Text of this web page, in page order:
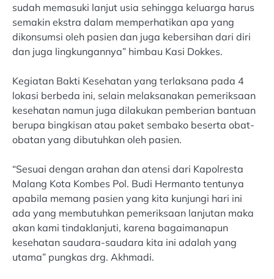
sudah memasuki lanjut usia sehingga keluarga harus
semakin ekstra dalam memperhatikan apa yang
dikonsumsi oleh pasien dan juga kebersihan dari diri
dan juga lingkungannya” himbau Kasi Dokkes.
Kegiatan Bakti Kesehatan yang terlaksana pada 4
lokasi berbeda ini, selain melaksanakan pemeriksaan
kesehatan namun juga dilakukan pemberian bantuan
berupa bingkisan atau paket sembako beserta obat-
obatan yang dibutuhkan oleh pasien.
“Sesuai dengan arahan dan atensi dari Kapolresta
Malang Kota Kombes Pol. Budi Hermanto tentunya
apabila memang pasien yang kita kunjungi hari ini
ada yang membutuhkan pemeriksaan lanjutan maka
akan kami tindaklanjuti, karena bagaimanapun
kesehatan saudara-saudara kita ini adalah yang
utama” pungkas drg. Akhmadi.